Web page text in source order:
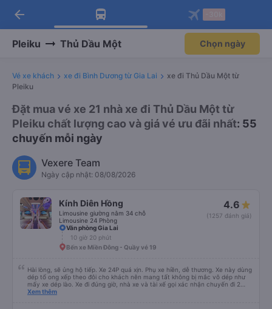
Tải app Vexere ngay!
Nhận ưu đãi thành viên độc
Mở app
Tải app Vexere
-30k/ghế khi đặt vé máy bay qua
Mở app
arrow_back
Pleiku Thủ Dầu Một Chọn ngày
Vé xe khách xe đi Bình Dương từ Gia Lai
xe đi Thủ Dầu Một từ
Pleiku
Đặt mua vé xe 21 nhà xe đi Thủ Dầu Một từ
Pleiku chất lượng cao và giá vé ưu đãi nhất: 55
chuyến mỗi ngày
Vexere Team
Ngày cập nhật: 08/08/2026
Kính Diên Hồng
Limousine giường nằm 34 chỗ
Limousine 24 Phòng
4.6
(1257 đánh giá)
Văn phòng Gia Lai
10 giờ 20 phút
Bến xe Miền Đông - Quầy vé 19
Hài lòng, sẽ ủng hộ tiếp. Xe 24P quá xịn. Phụ xe hiền, dễ thương. Xe này dùng
dép tổ ong xếp theo đôi cho khách nên mang tất không bị mắc vô dép như
mấy xe dép lào. Xe đi đúng giờ, nhà xe và tài xế gọi xác nhận chuyến đi 2
cuộc trong buổi sáng ngày đi. Gần tới giờ đi khách nào chưa ra kịp phụ xe có
Xem thêm